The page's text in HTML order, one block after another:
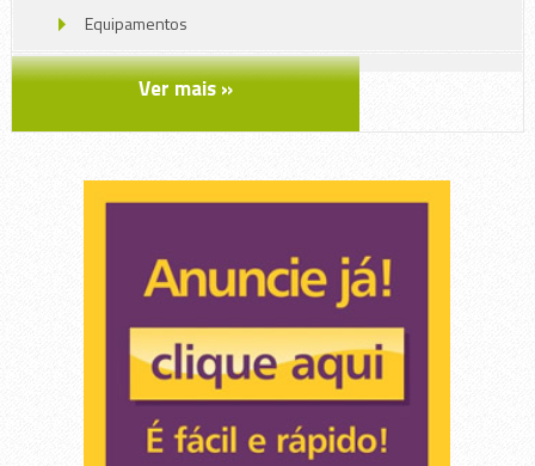
Equipamentos
Roupas e uniformes
Serviços
Ver mais »